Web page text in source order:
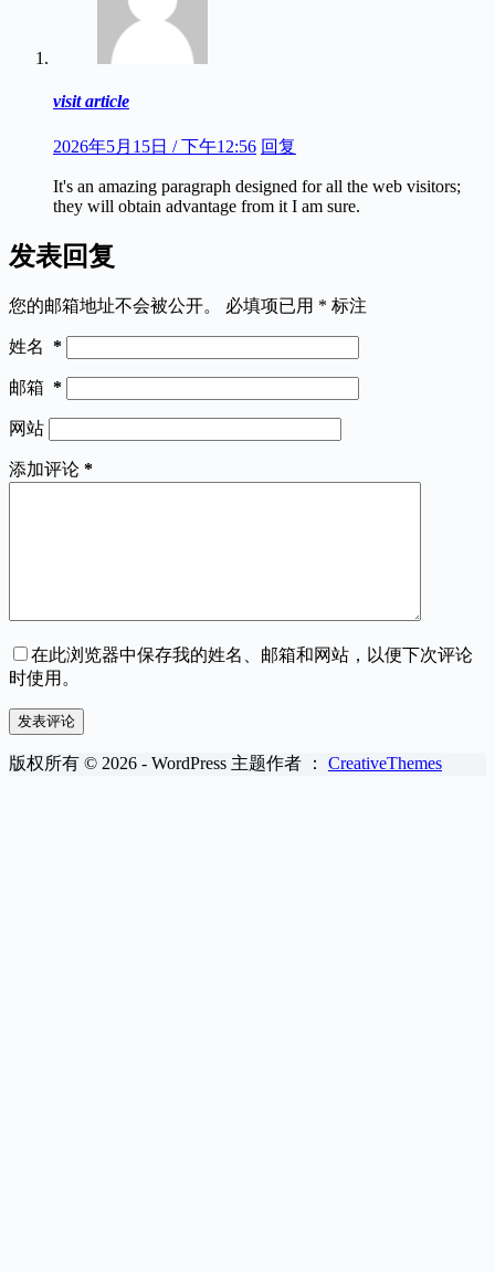
visit article
2026年5月15日 / 下午12:56 回复
It's an amazing paragraph designed for all the web visitors;
they will obtain advantage from it I am sure.
发表回复
您的邮箱地址不会被公开。 必填项已用 * 标注
姓名 *
邮箱 *
网站
添加评论 *
在此浏览器中保存我的姓名、邮箱和网站，以便下次评论
时使用。
发表评论
版权所有 © 2026 - WordPress 主题作者 ： CreativeThemes